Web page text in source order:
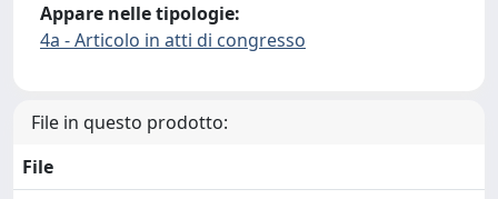
Appare nelle tipologie:
4a - Articolo in atti di congresso
File in questo prodotto:
File